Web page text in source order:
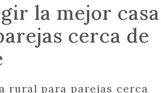
la mejor casa
cerca de
rural para parejas cerca